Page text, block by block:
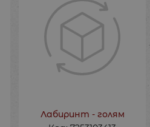
Лабиринт - голям